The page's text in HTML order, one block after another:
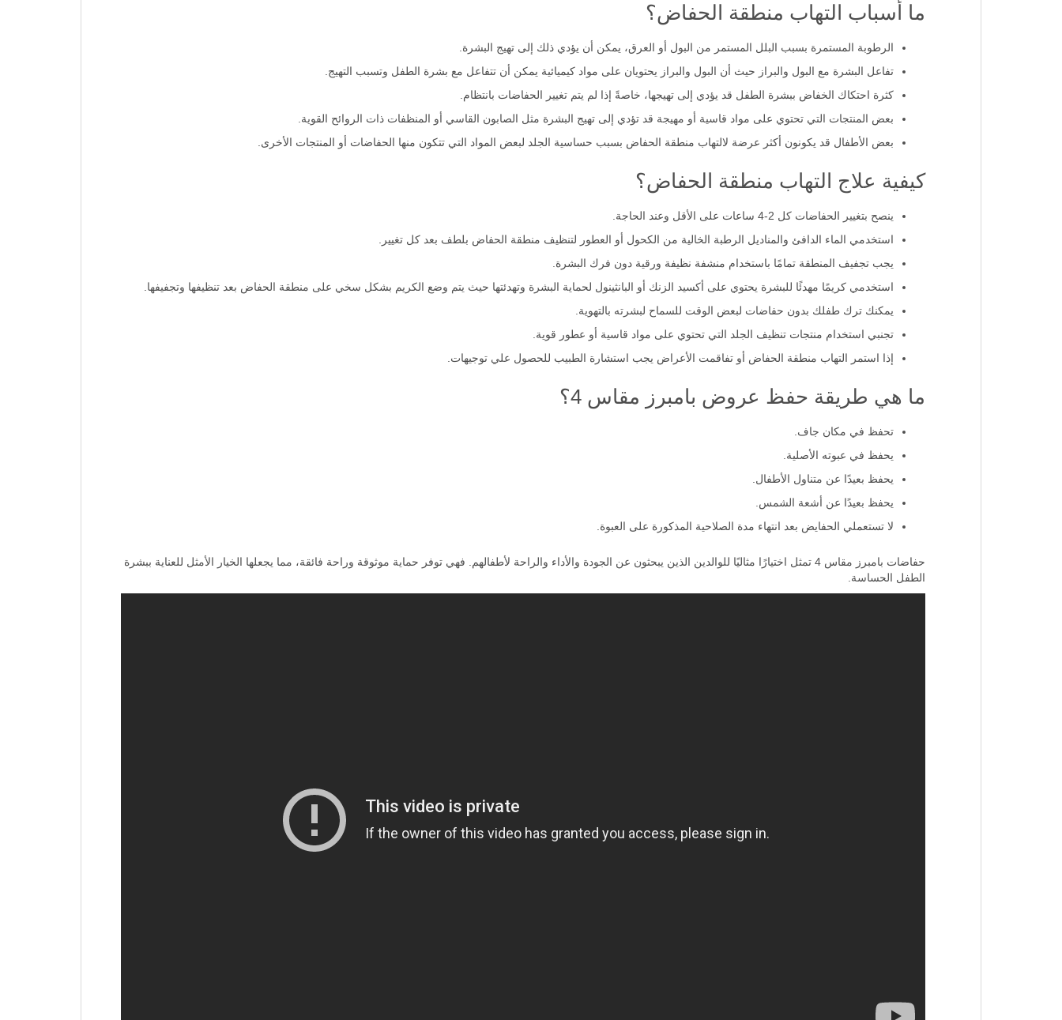
ما أسباب التهاب منطقة الحفاض؟
الرطوبة المستمرة بسبب البلل المستمر من البول أو العرق، يمكن أن يؤدي ذلك إلى تهيج البشرة.
تفاعل البشرة مع البول والبراز حيث أن البول والبراز يحتويان على مواد كيميائية يمكن أن تتفاعل مع بشرة الطفل وتسبب التهيج.
كثرة احتكاك الخفاض ببشرة الطفل قد يؤدي إلى تهيجها، خاصةً إذا لم يتم تغيير الحفاضات بانتظام.
بعض المنتجات التي تحتوي على مواد قاسية أو مهيجة قد تؤدي إلى تهيج البشرة مثل الصابون القاسي أو المنظفات ذات الروائح القوية.
بعض الأطفال قد يكونون أكثر عرضة لالتهاب منطقة الحفاض بسبب حساسية الجلد لبعض المواد التي تتكون منها الحفاضات أو المنتجات الأخرى.
كيفية علاج التهاب منطقة الحفاض؟
ينصح بتغيير الحفاضات كل 2-4 ساعات على الأقل وعند الحاجة.
استخدمي الماء الدافئ والمناديل الرطبة الخالية من الكحول أو العطور لتنظيف منطقة الحفاض بلطف بعد كل تغيير.
يجب تجفيف المنطقة تمامًا باستخدام منشفة نظيفة ورقية دون فرك البشرة.
استخدمي كريمًا مهدئًا للبشرة يحتوي على أكسيد الزنك أو البانثينول لحماية البشرة وتهدئتها حيث يتم وضع الكريم بشكل سخي على منطقة الحفاض بعد تنظيفها وتجفيفها.
يمكنك ترك طفلك بدون حفاضات لبعض الوقت للسماح لبشرته بالتهوية.
تجنبي استخدام منتجات تنظيف الجلد التي تحتوي على مواد قاسية أو عطور قوية.
إذا استمر التهاب منطقة الحفاض أو تفاقمت الأعراض يجب استشارة الطبيب للحصول علي توجيهات.
ما هي طريقة حفظ عروض بامبرز مقاس 4؟
تحفظ في مكان جاف.
يحفظ في عبوته الأصلية.
يحفظ بعيدًا عن متناول الأطفال.
يحفظ بعيدًا عن أشعة الشمس.
لا تستعملي الحفايض بعد انتهاء مدة الصلاحية المذكورة على العبوة.
حفاضات بامبرز مقاس 4 تمثل اختيارًا مثاليًا للوالدين الذين يبحثون عن الجودة والأداء والراحة لأطفالهم. فهي توفر حماية موثوقة وراحة فائقة، مما يجعلها الخيار الأمثل للعناية ببشرة
الطفل الحساسة.